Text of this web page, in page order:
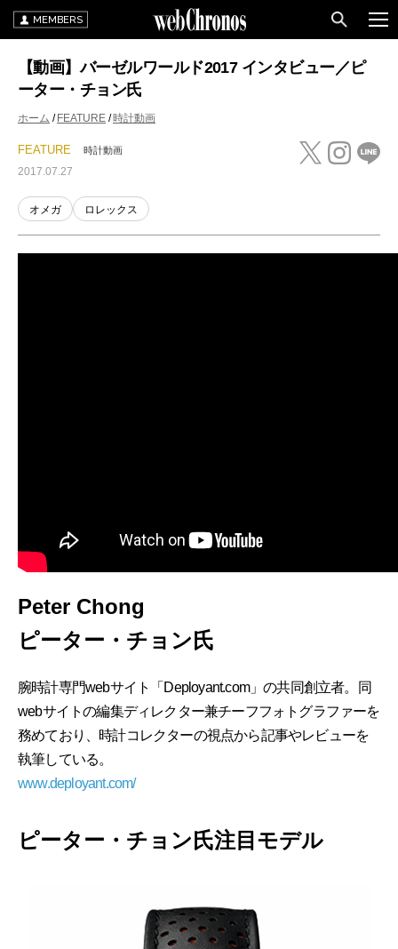
MEMBERS
【動画】バーゼルワールド2017 インタビュー／ピ
ーター・チョン氏
ホーム FEATURE 時計動画
FEATURE 時計動画
2017.07.27
オメガ ロレックス
Peter Chong
ピーター・チョン氏
腕時計専門webサイト「Deployant.com」の共同創立者。同
webサイトの編集ディレクター兼チーフフォトグラファーを
務めており、時計コレクターの視点から記事やレビューを
執筆している。
www.deployant.com/
ピーター・チョン氏注目モデル